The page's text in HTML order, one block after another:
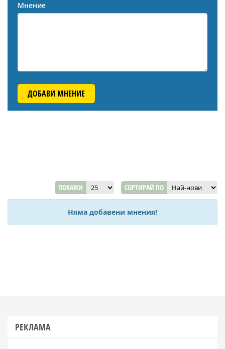
Мнение
ДОБАВИ МНЕНИЕ
ПОКАЖИ СОРТИРАЙ ПО
Няма добавени мнения!
РЕКЛАМА